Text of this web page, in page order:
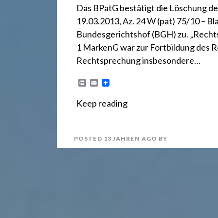
2
Das BPatG bestätigt die Löschung
19.03.2013, Az. 24 W (pat) 75/10 –
Bundesgerichtshof (BGH) zu.
1 MarkenG war zur Fortbildung des
Rechtsprechung insbesondere…
n
E
i
Keep reading
POSTED 13 JAHREN AGO BY